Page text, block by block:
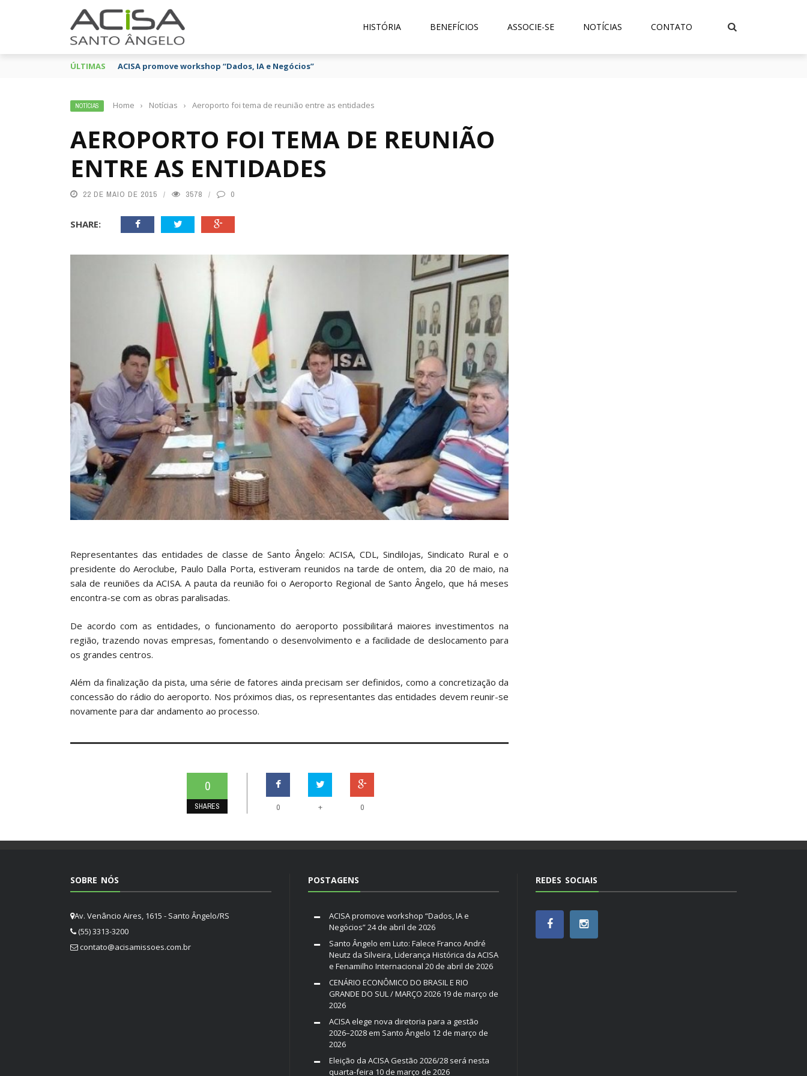
HISTÓRIA BENEFÍCIOS ASSOCIE-SE NOTÍCIAS CONTATO
ÚLTIMAS ACISA promove workshop “Dados, IA e Negócios”
NOTÍCIAS Home › Notícias › Aeroporto foi tema de reunião entre as entidades
AEROPORTO FOI TEMA DE REUNIÃO
ENTRE AS ENTIDADES
22 DE MAIO DE 2015 3578 0
SHARE:
Representantes das entidades de classe de Santo Ângelo: ACISA, CDL, Sindilojas, Sindicato Rural e o
presidente do Aeroclube, Paulo Dalla Porta, estiveram reunidos na tarde de ontem, dia 20 de maio, na
sala de reuniões da ACISA. A pauta da reunião foi o Aeroporto Regional de Santo Ângelo, que há meses
encontra-se com as obras paralisadas.
De acordo com as entidades, o funcionamento do aeroporto possibilitará maiores investimentos na
região, trazendo novas empresas, fomentando o desenvolvimento e a facilidade de deslocamento para
os grandes centros.
Além da finalização da pista, uma série de fatores ainda precisam ser definidos, como a concretização da
concessão do rádio do aeroporto. Nos próximos dias, os representantes das entidades devem reunir-se
novamente para dar andamento ao processo.
0
SHARES 0 + 0
SOBRE NÓS
Av. Venâncio Aires, 1615 - Santo Ângelo/RS
(55) 3313-3200
contato@acisamissoes.com.br
POSTAGENS
ACISA promove workshop “Dados, IA e
Negócios”24 de abril de 2026
Santo Ângelo em Luto: Falece Franco André
Neutz da Silveira, Liderança Histórica da ACISA
e Fenamilho Internacional 20 de abril de 2026
CENÁRIO ECONÔMICO DO BRASIL E RIO
GRANDE DO SUL / MARÇO 2026 19 de março de
2026
ACISA elege nova diretoria para a gestão
2026–2028 em Santo Ângelo 12 de março de
2026
Eleição da ACISA Gestão 2026/28 será nesta
quarta-feira 10 de março de 2026
REDES SOCIAIS